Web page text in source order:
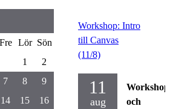
Workshop: Intro
till Canvas
(11/8)
11
aug
Workshop
och
Fre Lör Sön
1
2
7 8
9
14 15
16